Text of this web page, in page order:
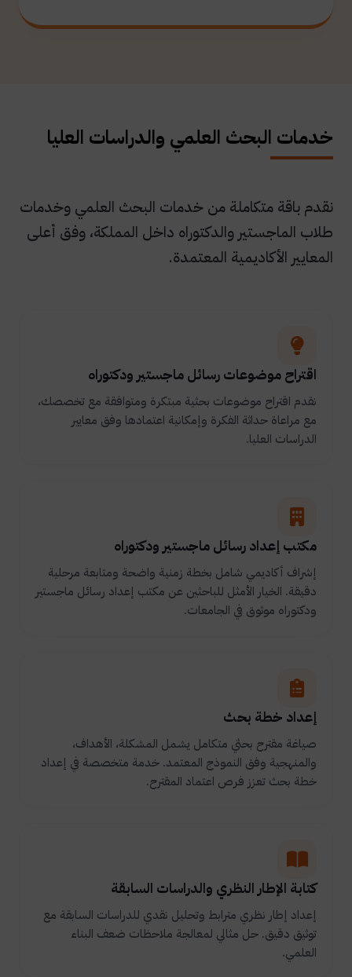
خدمات البحث العلمي والدراسات العليا
نقدم باقة متكاملة من خدمات البحث العلمي وخدمات
طلاب الماجستير والدكتوراه داخل المملكة، وفق أعلى
المعايير الأكاديمية المعتمدة.
اقتراح موضوعات رسائل ماجستير ودكتوراه
نقدم اقتراح موضوعات بحثية مبتكرة ومتوافقة مع تخصصك،
مع مراعاة حداثة الفكرة وإمكانية اعتمادها وفق معايير
الدراسات العليا.
مكتب إعداد رسائل ماجستير ودكتوراه
إشراف أكاديمي شامل بخطة زمنية واضحة ومتابعة مرحلية
دقيقة. الخيار الأمثل للباحثين عن مكتب إعداد رسائل ماجستير
ودكتوراه موثوق في الجامعات.
إعداد خطة بحث
صياغة مقترح بحثي متكامل يشمل المشكلة، الأهداف،
والمنهجية وفق النموذج المعتمد. خدمة متخصصة في إعداد
خطة بحث تعزز فرص اعتماد المقترح.
كتابة الإطار النظري والدراسات السابقة
إعداد إطار نظري مترابط وتحليل نقدي للدراسات السابقة مع
توثيق دقيق. حل مثالي لمعالجة ملاحظات ضعف البناء
العلمي.